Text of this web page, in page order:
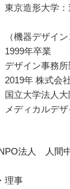
学：造形
インコ
卒業
務所勤務
式会社 ぷ
法人大阪
デザイン
法人 人間